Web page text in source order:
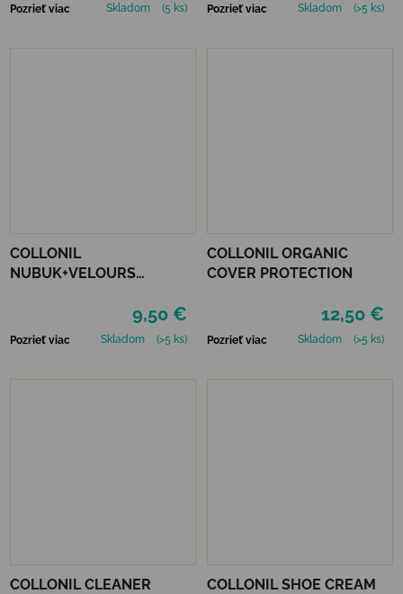
Pozrieť viac Skladom (5 ks) Pozrieť viac Skladom (>5 ks)
COLLONIL
NUBUK+VELOURS
9,50 €
Pozrieť viac Skladom (>5 ks)
COLLONIL ORGANIC
COVER PROTECTION
12,50 €
Pozrieť viac Skladom (>5 ks)
COLLONIL CLEANER
COLLONIL SHOE CREAM